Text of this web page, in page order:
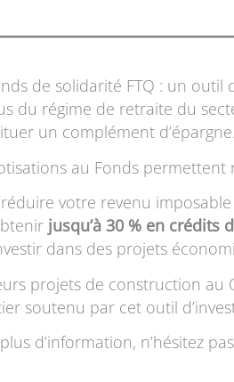
de solidarité FTQ : un outil
du régime de retraite du
un complément d’épargne.
au Fonds permettent
votre revenu imposable
jusqu’à 30 % en crédits
dans des projets
projets de construction au
soutenu par cet outil
d’information, n’hésitez